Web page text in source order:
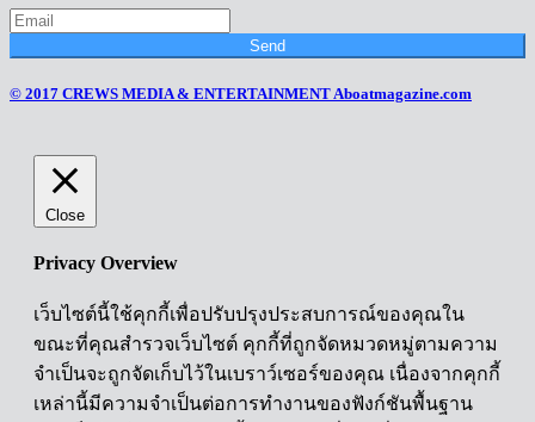
Send
© 2017 CREWS MEDIA & ENTERTAINMENT Aboatmagazine.com
Close
Privacy Overview
เว็บไซต์นี้ใช้คุกกี้เพื่อปรับปรุงประสบการณ์ของคุณใน
ขณะที่คุณสำรวจเว็บไซต์ คุกกี้ที่ถูกจัดหมวดหมู่ตามความ
จำเป็นจะถูกจัดเก็บไว้ในเบราว์เซอร์ของคุณ เนื่องจากคุกกี้
เหล่านี้มีความจำเป็นต่อการทำงานของฟังก์ชันพื้นฐาน